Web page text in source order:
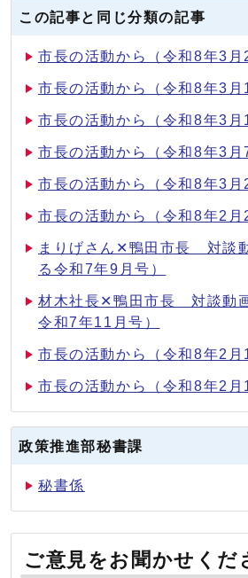
この記事と同じ分類の記事
市長の活動から（令和8年3月
市長の活動から（令和8年3月
市長の活動から（令和8年3月
市長の活動から（令和8年3月
市長の活動から（令和8年3月
市長の活動から（令和8年2月
まりげさん✕鴨田市長 対談
る令和7年9月号）
材木社長✕鴨田市長 対談動
令和7年11月号）
市長の活動から（令和8年2月
市長の活動から（令和8年2月
政策推進部秘書課
秘書係
ご意見をお聞かせくだ